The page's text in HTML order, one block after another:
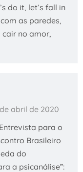
do it, let’s fall in
as paredes,
no amor,
abril de 2020
para o
Brasileiro
do
a psicanálise”: